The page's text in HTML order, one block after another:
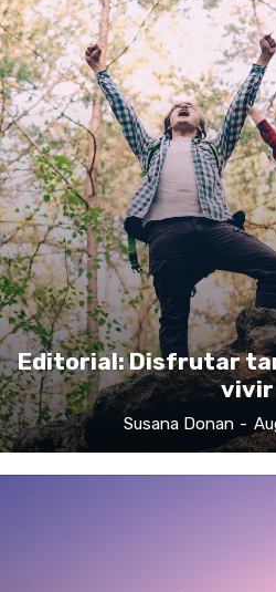
Editorial: Disfrutar
vivir
Susana Donan -